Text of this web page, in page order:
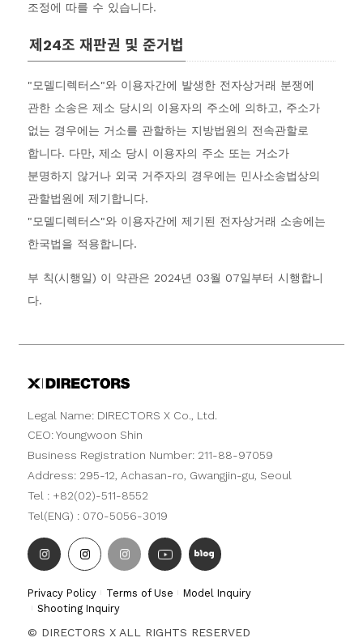
조정에 따를 수 있습니다.
제24조 재판권 및 준거법
"모델디렉터스"와 이용자간에 발생한 전자상거래 분쟁에
관한 소송은 제소 당시의 이용자의 주소에 의하고, 주소가
없는 경우에는 거소를 관할하는 지방법원의 전속관할로
합니다. 다만, 제소 당시 이용자의 주소 또는 거소가
분명하지 않거나 외국 거주자의 경우에는 민사소송법상의
관할법원에 제기합니다.
"모델디렉터스"와 이용자간에 제기된 전자상거래 소송에는
한국법을 적용합니다.
부 칙(시행일) 이 약관은 2024년 03월 07일부터 시행합니
다.
Legal Name: DIRECTORS X Co., Ltd.
CEO: Youngwoon Shin
Business Registration Number: 211-88-97059
Address: 295-12, Achasan-ro, Gwangjin-gu, Seoul
Tel : +82(02)-511-8552
Tel(ENG) : 070-5056-3019
Privacy Policy Terms of Use
Model Inquiry
Shooting Inquiry
© DIRECTORS X ALL RIGHTS RESERVED